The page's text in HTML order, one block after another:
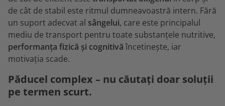
de cât de stabil este ritmul dumneavoastră intern. Fără
un suport adecvat al sângelui, care este principalul
mediu de transport pentru toate substanțele nutritive,
performanța fizică și cognitivăîncetinește, iar
motivația scade.
Păducel complex – nu căutați doar soluții
pe termen scurt.